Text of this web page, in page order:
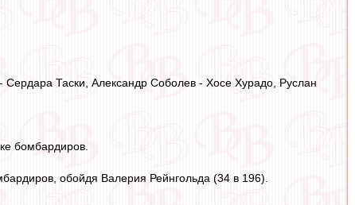
Таски, Александр Соболев - Хосе Хурадо, Руслан
бомбардиров.
обойдя Валерия Рейнгольда (34 в 196).